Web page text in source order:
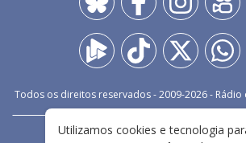
Todos os direitos reservados - 2009-2026- Rádio
FALE CONOSCO
Utilizamos cookies e tecnologia